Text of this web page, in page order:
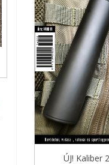
ÚJ! Kaliber